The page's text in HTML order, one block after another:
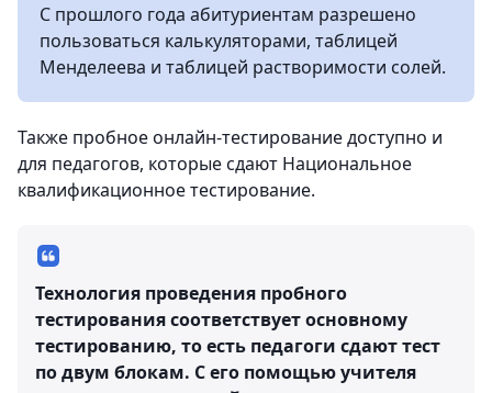
С прошлого года абитуриентам разрешено
пользоваться калькуляторами, таблицей
Менделеева и таблицей растворимости солей.
Также пробное онлайн-тестирование доступно и
для педагогов, которые сдают Национальное
квалификационное тестирование.
Технология проведения пробного
тестирования соответствует основному
тестированию, то есть педагоги сдают тест
по двум блокам. С его помощью учителя